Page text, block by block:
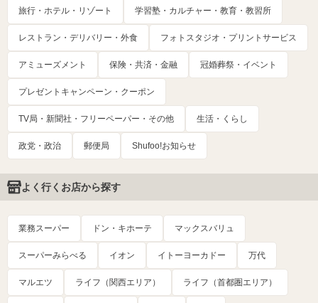
旅行・ホテル・リゾート 学習塾・カルチャー・教育・教習所
レストラン・デリバリー・外食 フォトスタジオ・プリントサービス
アミューズメント 保険・共済・金融 冠婚葬祭・イベント
プレゼントキャンペーン・クーポン
TV局・新聞社・フリーペーパー・その他 生活・くらし
政党・政治 郵便局 Shufoo!お知らせ
よく行くお店から探す
業務スーパー ドン・キホーテ マックスバリュ
スーパーみらべる イオン イトーヨーカドー 万代
マルエツ ライフ（関西エリア） ライフ（首都圏エリア）